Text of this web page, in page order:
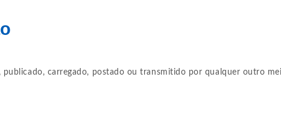
carregado, postado ou transmitido por qualquer outro